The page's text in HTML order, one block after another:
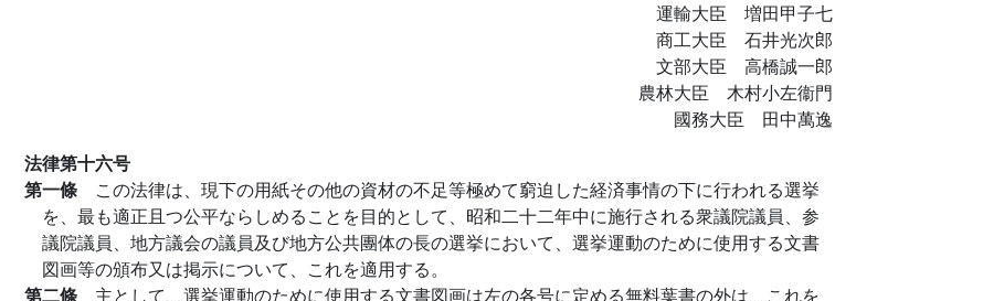
運輸大臣 増田甲子七
商工大臣 石井光次郎
文部大臣 高橋誠一郎
農林大臣 木村小左衞門
國務大臣 田中萬逸
法律第十六号
第一條 この法律は、現下の用紙その他の資材の不足等極めて窮迫した経済事情の下に行われる選挙
を、最も適正且つ公平ならしめることを目的として、昭和二十二年中に施行される衆議院議員、参
議院議員、地方議会の議員及び地方公共團体の長の選挙において、選挙運動のために使用する文書
図画等の頒布又は掲示について、これを適用する。
第二條 主として、選挙運動のために使用する文書図画は左の各号に定める無料葉書の外は、これを